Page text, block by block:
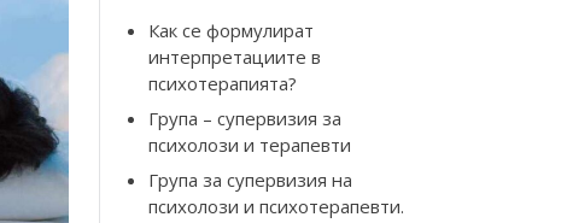
Как се формулират
интерпретациите в
психотерапията?
Група – супервизия за
психолози и терапевти
Група за супервизия на
психолози и психотерапевти.